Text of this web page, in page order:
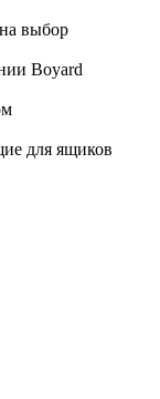
выбор
Boyard
для ящиков